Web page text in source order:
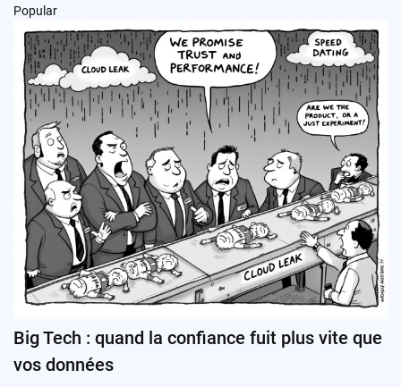
Popular
Big Tech : quand la confiance fuit plus vite que
vos données